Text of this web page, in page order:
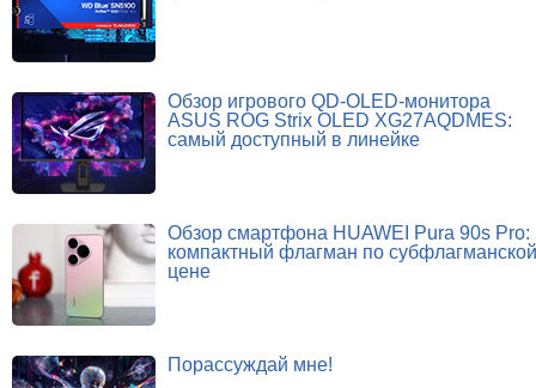
Обзор игрового QD-OLED-монитора
ASUS ROG Strix OLED XG27AQDMES:
самый доступный в линейке
Обзор смартфона HUAWEI Pura 90s Pro:
компактный флагман по субфлагманской
цене
Порассуждай мне!